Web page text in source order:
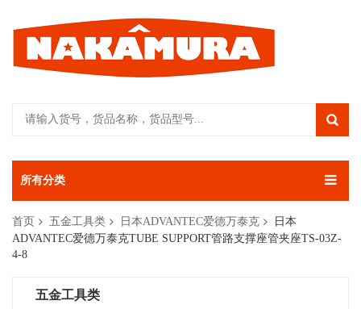
所有分类
首页 五金工具类 日本ADVANTEC爱德万泰克
日本
ADVANTEC爱德万泰克TUBE SUPPORT管路支撑座管夹座TS-03Z-
4-8
五金工具类